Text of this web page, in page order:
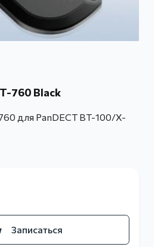
760 Black
для PanDECT BT-100/X-
Записаться